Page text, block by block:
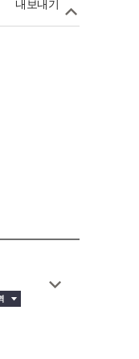
내보내기